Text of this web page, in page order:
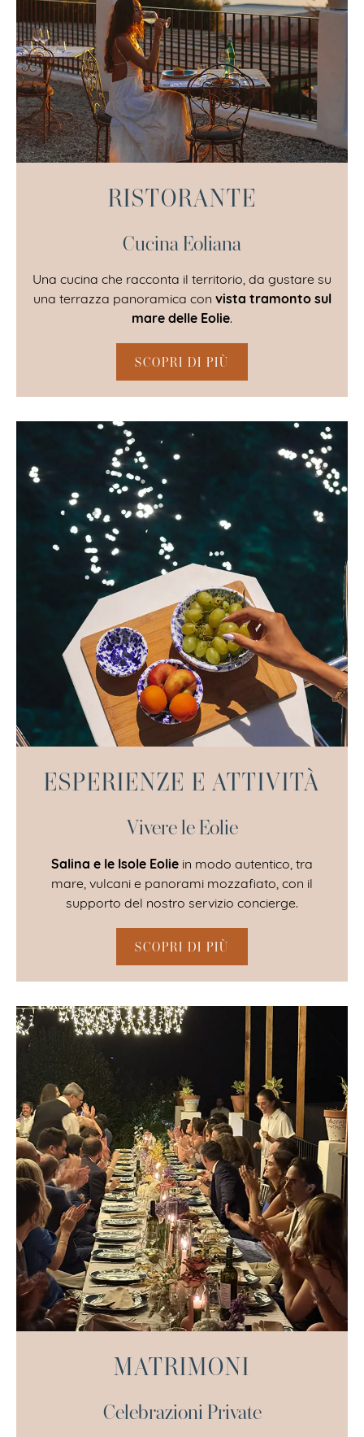
RISTORANTE
Cucina Eoliana
Una cucina che racconta il territorio, da gustare su
una terrazza panoramica con vista tramonto sul
mare delle Eolie
SCOPRI DI PIÙ
ESPERIENZE E ATTIVITÀ
Vivere le Eolie
Salina e le Isole Eolie in modo autentico, tra
mare, vulcani e panorami mozzafiato, con il
supporto del nostro servizio concierge.
SCOPRI DI PIÙ
MATRIMONI
Celebrazioni Private